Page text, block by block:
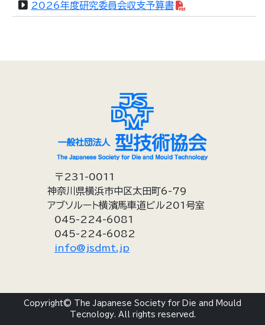
2026年度研究委員会収支予算書
〒231-0011
神奈川県横浜市中区太田町6-79
アブソルート横濱馬車道ビル201号室
045-224-6081
045-224-6082
info@jsdmt.jp
Copyright© The Japanese Society for Die and Mould
Tecnology. All rights reserved.